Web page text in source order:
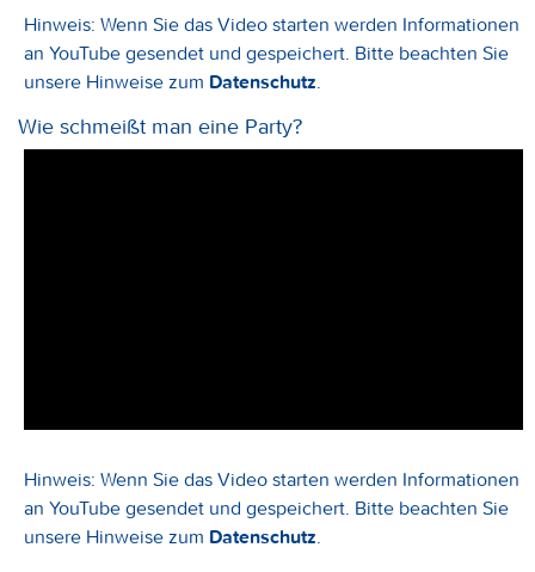
Hinweis: Wenn Sie das Video starten werden Informationen
an YouTube gesendet und gespeichert. Bitte beachten Sie
unsere Hinweise zum Datenschutz.
Wie schmeißt man eine Party?
Hinweis: Wenn Sie das Video starten werden Informationen
an YouTube gesendet und gespeichert. Bitte beachten Sie
unsere Hinweise zum Datenschutz.